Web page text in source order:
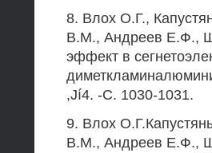
8. Влох О.Г.,
В.М., Андреев Е.Ф.,
эффект в
,Jí4. -С. 1030-1031.
9. Влох
В.М., Андреев Е.Ф.,